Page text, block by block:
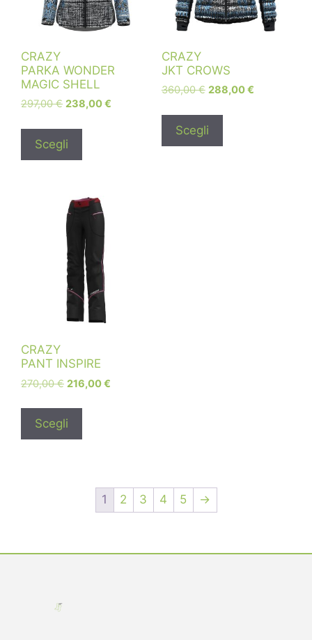
CRAZY
PARKA WONDER
MAGIC SHELL
297,00€ 238,00€
Scegli
CRAZY
JKT CROWS
360,00€ 288,00€
Scegli
CRAZY
PANT INSPIRE
270,00€ 216,00€
Scegli
1 2 3 4 5 →